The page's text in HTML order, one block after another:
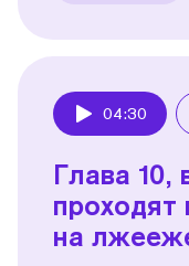
04:30
Глава 10,
проходят
на